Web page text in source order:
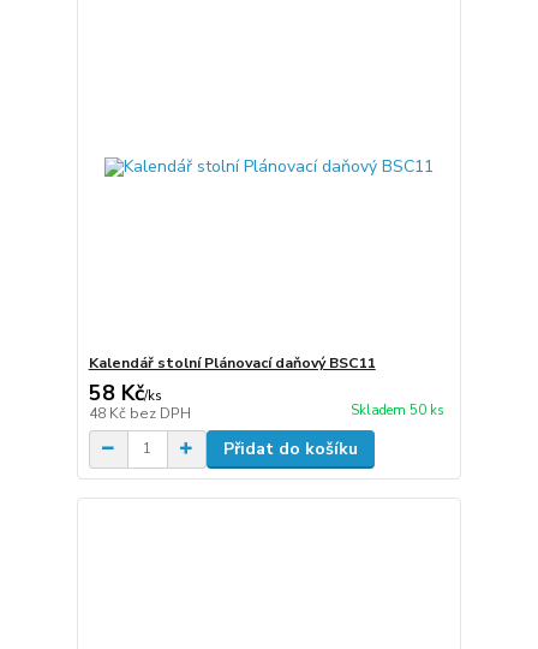
Kalendář stolní Plánovací daňový BSC11
58 Kč/ks
48 Kč bez DPH Skladem 50 ks
Přidat do košíku